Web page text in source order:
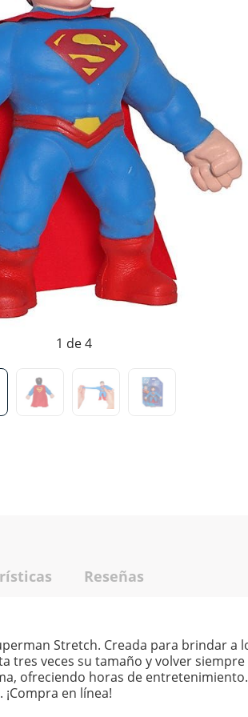
1 de 4
Reseñas
Stretch. Creada para brindar
tres veces su tamaño y volver
ofreciendo horas de
en línea!